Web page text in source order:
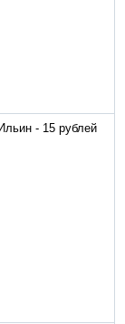
- 15 рублей